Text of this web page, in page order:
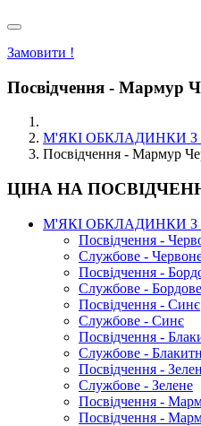
Замовити !
Посвідчення - Мармур
М'ЯКІ ОБКЛАДИНКИ
Посвідчення - Мармур
ЦІНА НА
М'ЯКІ ОБКЛАДИНКИ
Посвідчення -
Службове -
Посвідчення -
Службове - Бордове
Посвідчення - Синє
Службове - Синє
Посвідчення -
Службове -
Посвідчення -
Службове - Зелене
Посвідчення -
Посвідчення -